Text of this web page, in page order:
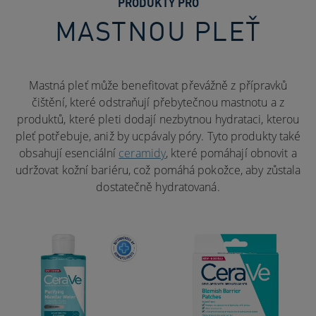
MASTNOU PLEŤ
Mastná pleť může benefitovat převážně z přípravků
čištění, které odstraňují přebytečnou mastnotu a z
produktů, které pleti dodají nezbytnou hydrataci, kterou
pleť potřebuje, aniž by ucpávaly póry. Tyto produkty také
obsahují esenciální ceramidy, které pomáhají obnovit a
udržovat kožní bariéru, což pomáhá pokožce, aby zůstala
dostatečně hydratovaná.